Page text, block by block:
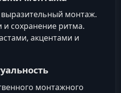
монтаж.
и сохранение ритма.
акцентами и
монтажного